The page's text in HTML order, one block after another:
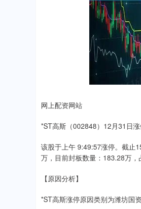
网上配资网站
*ST高斯（002848）12月31日
该股于上午 9:49:57涨停。截止
万，目前封板数量：183.28万，
【原因分析】
*ST高斯涨停原因类别为潍坊国